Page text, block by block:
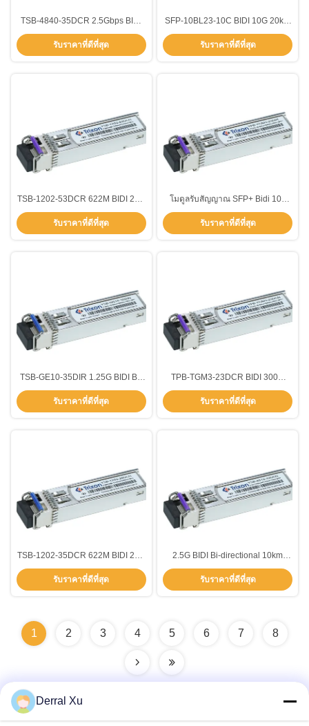
TSB-4840-35DCR 2.5Gbps BIDI
SFP Transceiver มัลติโมด
1310nm/1550nm 40km
รับราคาที่ดีที่สุด
SFP-10BL23-10C BIDI 10G 20km
TX1270nm,RX1310nmLC เครื่อง
เชื่อม SFP+ โมดูลตัวรับ -5~70°C
ระยะอุณหภูมิ
รับราคาที่ดีที่สุด
TSB-1202-53DCR 622M BIDI 2km
T-1550nm,R1310nm BIDI Hot
Pluggable SFP Transceiver
Module ด้วยระยะเวลา 3 ปี
รับราคาที่ดีที่สุด
โมดูลรับสัญญาณ SFP+ Bidi 10g
Duplex SFP+ TX1270nm
RX1310nm
รับราคาที่ดีที่สุด
TSB-GE10-35DIR 1.25G BIDI Bi-
directional SFP Transceiver กับ
ความยาวคลื่น 1310nm/1550nm
10km -40°C ~ +85°C SMF
รับราคาที่ดีที่สุด
TPB-TGM3-23DCR BIDI 300m
TX1270nm,RX1310nm โมดูลตัวรับ
SFP+ ด้วยระยะอุณหภูมิ
DDM/DOM-5~70°C
รับราคาที่ดีที่สุด
TSB-1202-35DCR 622M BIDI 2km
T-1310nm,R1550nm Hot
Pluggable SFP Transceiver
Module ด้วยระยะเวลา 3 ปี
รับราคาที่ดีที่สุด
2.5G BIDI Bi-directional 10km
SMF Fiber Type SFP Transceiver
Module ระยะอุณหภูมิ -20C- 85C
ขยาย TSB-4810-43DER
รับราคาที่ดีที่สุด
1 2 3 4 5 6 7 8
Derral Xu